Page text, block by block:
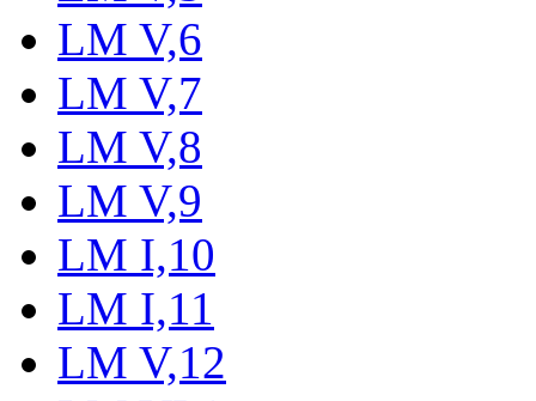
LM V,6
LM V,7
LM V,8
LM V,9
LM I,10
LM I,11
LM V,12